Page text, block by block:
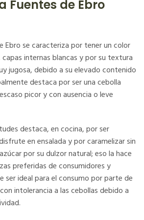
Fuentes de Ebro
Ebro se caracteriza por tener un color
internas blancas y por su textura
jugosa, debido a su elevado contenido
destaca por ser una cebolla
picor y con ausencia o leve
destaca, en cocina, por ser
en ensalada y por caramelizar sin
por su dulzor natural; eso la hace
preferidas de consumidores y
ser ideal para el consumo por parte de
intolerancia a las cebollas debido a